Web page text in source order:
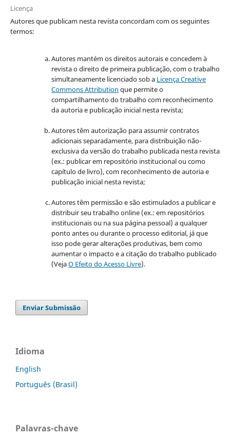
Licença
Autores que publicam nesta revista concordam com os seguintes
termos:
Autores mantém os direitos autorais e concedem à
revista o direito de primeira publicação, com o trabalho
simultaneamente licenciado sob a Licença Creative
Commons Attribution que permite o
compartilhamento do trabalho com reconhecimento
da autoria e publicação inicial nesta revista;
Autores têm autorização para assumir contratos
adicionais separadamente, para distribuição não-
exclusiva da versão do trabalho publicada nesta revista
(ex.: publicar em repositório institucional ou como
capítulo de livro), com reconhecimento de autoria e
publicação inicial nesta revista;
Autores têm permissão e são estimulados a publicar e
distribuir seu trabalho online (ex.: em repositórios
institucionais ou na sua página pessoal) a qualquer
ponto antes ou durante o processo editorial, já que
isso pode gerar alterações produtivas, bem como
aumentar o impacto e a citação do trabalho publicado
(VejaO Efeito do Acesso Livre).
Enviar Submissão
Idioma
English
Português (Brasil)
Palavras-chave